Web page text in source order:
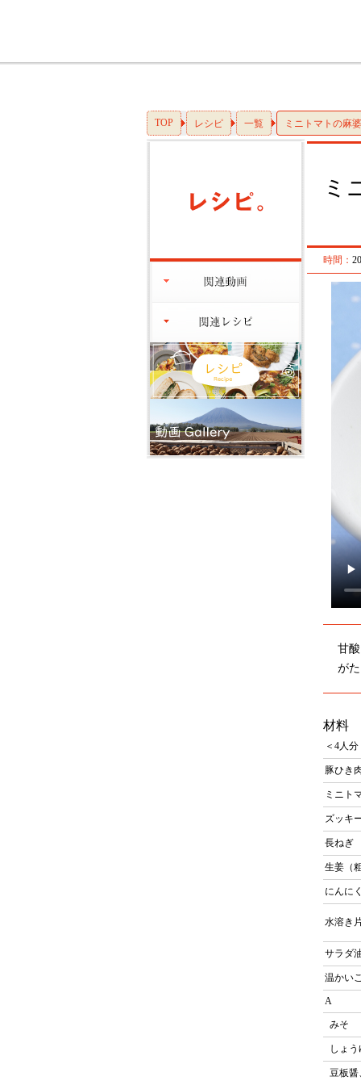
TOP レシピ 一覧 ミニトマトの麻
ミ
時間：
甘
が
材料
＜4人分
豚ひき
ミニト
ズッキ
長ねぎ
生姜（
にんに
水溶き
サラダ
温かい
A
みそ
しょう
豆板醤